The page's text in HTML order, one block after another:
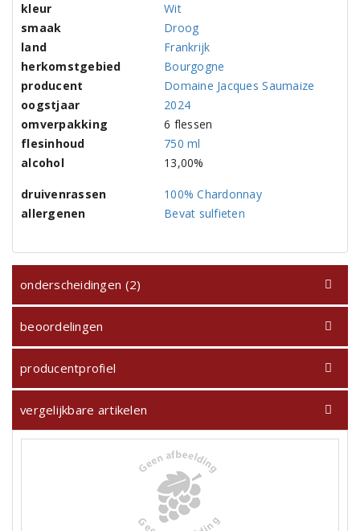
kleur
Wit
smaak
Droog
land
Frankrijk
herkomstgebied
Bourgogne
producent
Domaine Jacques Saumaize
oogstjaar
2024
omverpakking
6 flessen
flesinhoud
750 ml
alcohol
13,00%
druivenrassen
100% Chardonnay
allergenen
Bevat sulfieten
onderscheidingen (2)
beoordelingen
producentprofiel
vergelijkbare artikelen